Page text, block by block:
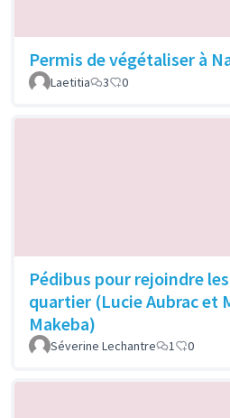
Permis de végétaliser à
Laetitia
3 0
Pédibus pour rejoindre
quartier (Lucie Aubrac et
Makeba)
Séverine Lechantre 1 0